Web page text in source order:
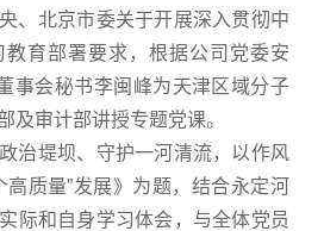
、北京市委关于开展深入贯彻中
育部署要求，根据公司党委安
事会秘书李闽峰为天津区域分子
及审计部讲授专题党课。
治堤坝、守护一河清流，以作风
高质量”发展》为题，结合永定河
际和自身学习体会，与全体党员